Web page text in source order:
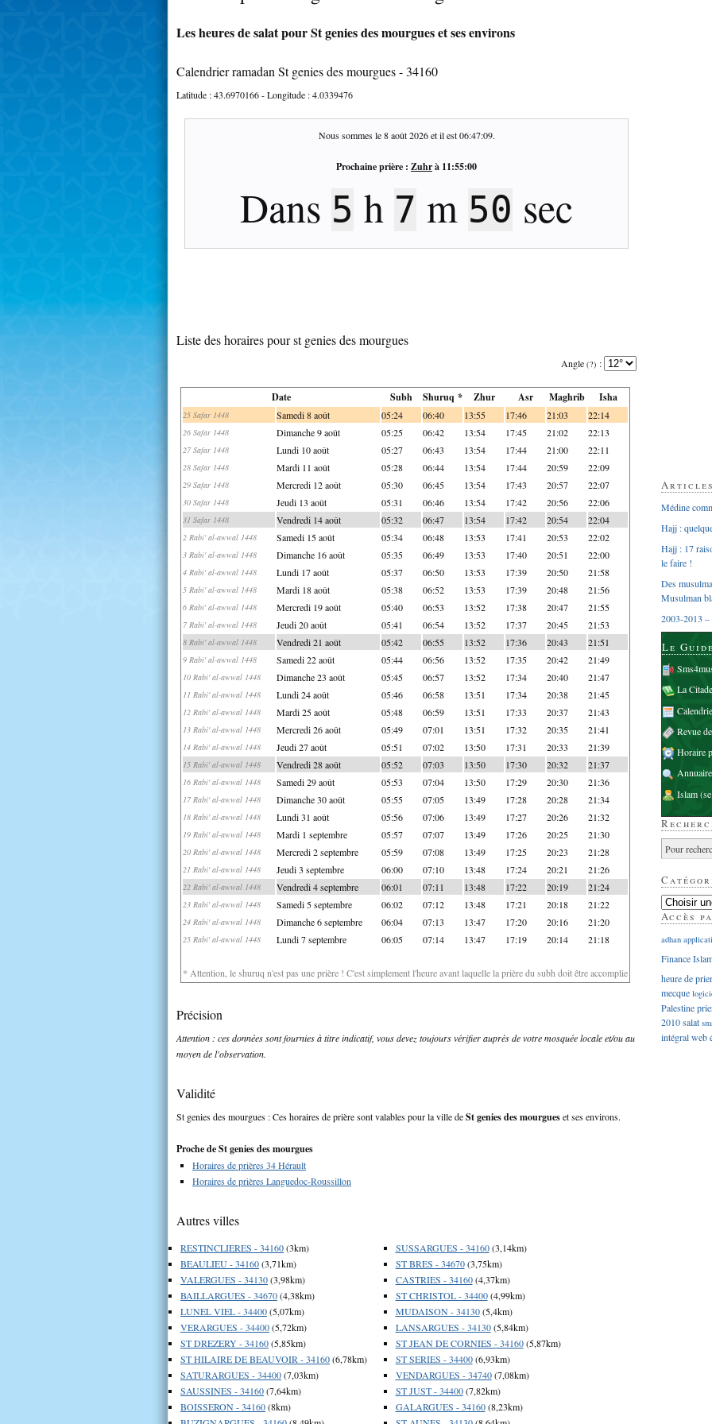
Les heures de salat pour St genies des mourgues et ses environs
Calendrier ramadan St genies des mourgues - 34160
Latitude :43.6970166- Longitude :4.0339476
Nous sommes le8 août 2026et il est06:47:10.
Prochaine prière : Zuhrà 11:55:00
Dans 5 h 7 m 49 sec
Liste des horaires pour st genies des mourgues
Angle (?) :
Date Subh Shuruq * Zhur Asr Maghrib Isha
25 Safar 1448 Samedi 8 août 05:24 06:40 13:55 17:46 21:03 22:14
26 Safar 1448 Dimanche 9 août 05:25 06:42 13:54 17:45 21:02 22:13
27 Safar 1448 Lundi 10 août 05:27 06:43 13:54 17:44 21:00 22:11
28 Safar 1448 Mardi 11 août 05:28 06:44 13:54 17:44 20:59 22:09
29 Safar 1448 Mercredi 12 août 05:30 06:45 13:54 17:43 20:57 22:07
30 Safar 1448 Jeudi 13 août 05:31 06:46 13:54 17:42 20:56 22:06
31 Safar 1448 Vendredi 14 août 05:32 06:47 13:54 17:42 20:54 22:04
2 Rabi' al-awwal 1448 Samedi 15 août 05:34 06:48 13:53 17:41 20:53 22:02
3 Rabi' al-awwal 1448 Dimanche 16 août 05:35 06:49 13:53 17:40 20:51 22:00
4 Rabi' al-awwal 1448 Lundi 17 août 05:37 06:50 13:53 17:39 20:50 21:58
5 Rabi' al-awwal 1448 Mardi 18 août 05:38 06:52 13:53 17:39 20:48 21:56
6 Rabi' al-awwal 1448 Mercredi 19 août 05:40 06:53 13:52 17:38 20:47 21:55
7 Rabi' al-awwal 1448 Jeudi 20 août 05:41 06:54 13:52 17:37 20:45 21:53
8 Rabi' al-awwal 1448 Vendredi 21 août 05:42 06:55 13:52 17:36 20:43 21:51
9 Rabi' al-awwal 1448 Samedi 22 août 05:44 06:56 13:52 17:35 20:42 21:49
10 Rabi' al-awwal 1448 Dimanche 23 août 05:45 06:57 13:52 17:34 20:40 21:47
11 Rabi' al-awwal 1448 Lundi 24 août 05:46 06:58 13:51 17:34 20:38 21:45
12 Rabi' al-awwal 1448 Mardi 25 août 05:48 06:59 13:51 17:33 20:37 21:43
13 Rabi' al-awwal 1448 Mercredi 26 août 05:49 07:01 13:51 17:32 20:35 21:41
14 Rabi' al-awwal 1448 Jeudi 27 août 05:51 07:02 13:50 17:31 20:33 21:39
15 Rabi' al-awwal 1448 Vendredi 28 août 05:52 07:03 13:50 17:30 20:32 21:37
16 Rabi' al-awwal 1448 Samedi 29 août 05:53 07:04 13:50 17:29 20:30 21:36
17 Rabi' al-awwal 1448 Dimanche 30 août 05:55 07:05 13:49 17:28 20:28 21:34
18 Rabi' al-awwal 1448 Lundi 31 août 05:56 07:06 13:49 17:27 20:26 21:32
19 Rabi' al-awwal 1448 Mardi 1 septembre 05:57 07:07 13:49 17:26 20:25 21:30
20 Rabi' al-awwal 1448 Mercredi 2 septembre 05:59 07:08 13:49 17:25 20:23 21:28
21 Rabi' al-awwal 1448 Jeudi 3 septembre 06:00 07:10 13:48 17:24 20:21 21:26
22 Rabi' al-awwal 1448 Vendredi 4 septembre 06:01 07:11 13:48 17:22 20:19 21:24
23 Rabi' al-awwal 1448 Samedi 5 septembre 06:02 07:12 13:48 17:21 20:18 21:22
24 Rabi' al-awwal 1448 Dimanche 6 septembre 06:04 07:13 13:47 17:20 20:16 21:20
25 Rabi' al-awwal 1448 Lundi 7 septembre 06:05 07:14 13:47 17:19 20:14 21:18
* Attention, le shuruq n'est pas une prière ! C'est simplement l'heure avant laquelle la prière du subh doit être accomplie
Précision
Attention : ces données sont fournies à titre indicatif, vous devez toujours vérifier auprès de votre mosquée locale et/ou au
moyen de l'observation.
Validité
St genies des mourgues : Ces horaires de prière sont valables pour la ville deSt genies des mourgueset ses environs.
Proche de St genies des mourgues
Horaires de prières 34 Hérault
Horaires de prières Languedoc-Roussillon
Autres villes
RESTINCLIERES - 34160(3km)
BEAULIEU - 34160(3,71km)
VALERGUES - 34130(3,98km)
BAILLARGUES - 34670(4,38km)
LUNEL VIEL - 34400(5,07km)
VERARGUES - 34400(5,72km)
ST DREZERY - 34160(5,85km)
ST HILAIRE DE BEAUVOIR - 34160(6,78km)
SATURARGUES - 34400(7,03km)
SAUSSINES - 34160(7,64km)
BOISSERON - 34160(8km)
SUSSARGUES - 34160(3,14km)
ST BRES - 34670(3,75km)
CASTRIES - 34160(4,37km)
ST CHRISTOL - 34400(4,99km)
MUDAISON - 34130(5,4km)
LANSARGUES - 34130(5,84km)
ST JEAN DE CORNIES - 34160(5,87km)
ST SERIES - 34400(6,93km)
VENDARGUES - 34740(7,08km)
ST JUST - 34400(7,82km)
GALARGUES - 34160(8,23km)
Médine
Hajj :
Hajj : 17
le faire !
Des
Musulman
2003-2013 –
Le
La
Revue
Horaire
Islam
Accès
adhan
Finance
heure de
mecque
Palestine
2010salat
intégralweb